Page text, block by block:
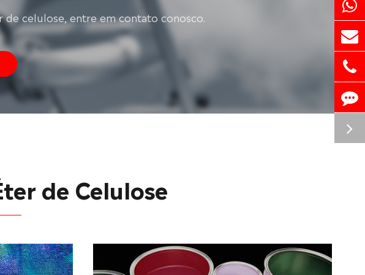
celulose, entre em contato conosco.
de Celulose